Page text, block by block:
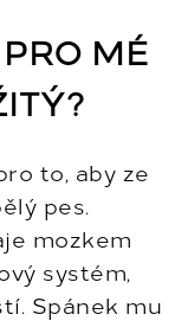
MÉ
to, aby ze
pes.
mozkem
systém,
Spánek mu